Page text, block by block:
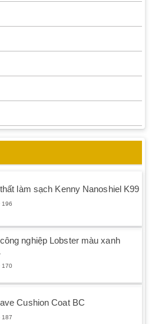
làm sạch Kenny Nanoshiel K99
196
nghiệp Lobster màu xanh
170
Cushion Coat BC
187